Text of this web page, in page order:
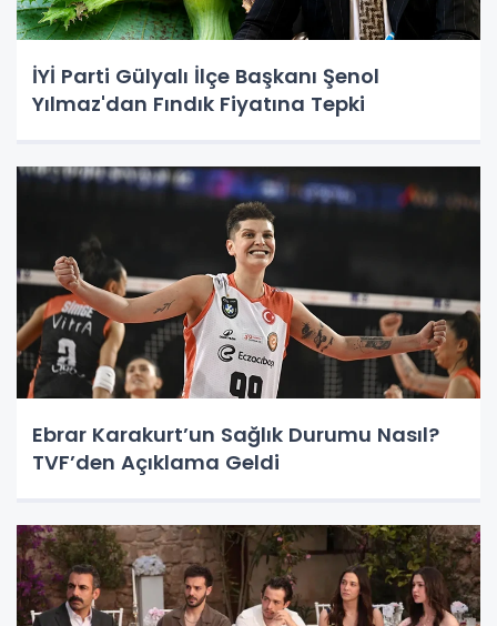
İYİ Parti Gülyalı İlçe Başkanı Şenol
Yılmaz'dan Fındık Fiyatına Tepki
Ebrar Karakurt’un Sağlık Durumu Nasıl?
TVF’den Açıklama Geldi